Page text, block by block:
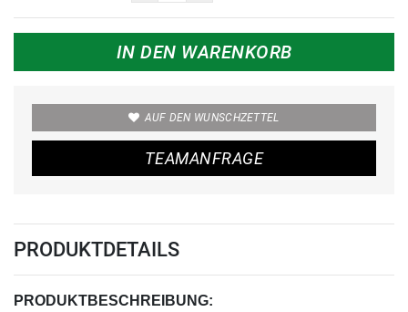
IN DEN WARENKORB
AUF DEN WUNSCHZETTEL
TEAMANFRAGE
PRODUKTDETAILS
PRODUKTBESCHREIBUNG: